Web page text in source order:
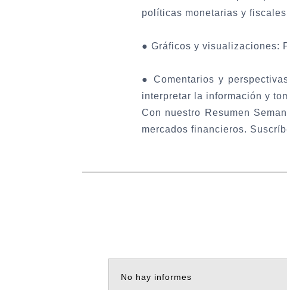
políticas monetarias y
● Gráficos y visualizaciones:
● Comentarios y
interpretar la información y
Con nuestro Resumen
mercados financieros.
No hay informes